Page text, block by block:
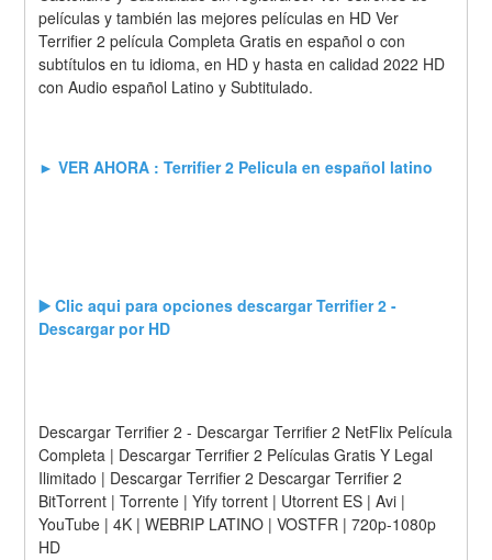
películas y también las mejores películas en HD Ver
Terrifier 2 película Completa Gratis en español o con
subtítulos en tu idioma, en HD y hasta en calidad 2022 HD
con Audio español Latino y Subtitulado.
► VER AHORA : Terrifier 2 Pelicula en español latino
▶️ Clic aqui para opciones descargar Terrifier 2 -
Descargar por HD
Descargar Terrifier 2 - Descargar Terrifier 2 NetFlix Película
Completa | Descargar Terrifier 2 Películas Gratis Y Legal
Ilimitado | Descargar Terrifier 2 Descargar Terrifier 2
BitTorrent | Torrente | Yify torrent | Utorrent ES | Avi |
YouTube | 4K | WEBRIP LATINO | VOSTFR | 720p-1080p
HD